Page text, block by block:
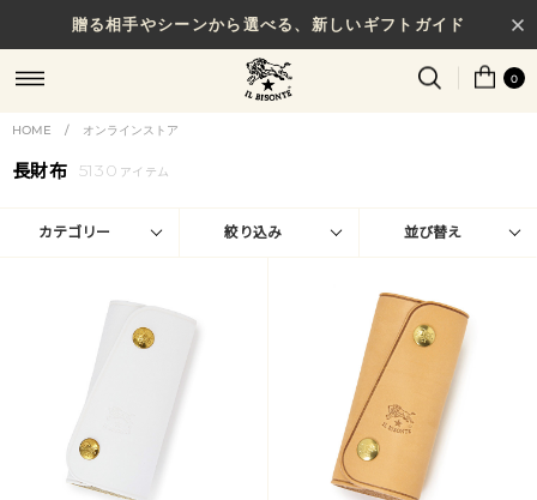
贈る相手やシーンから選べる、新しいギフトガイド
0
HOME / オンラインストア
長財布 5130 アイテム
カテゴリー 絞り込み 並び替え